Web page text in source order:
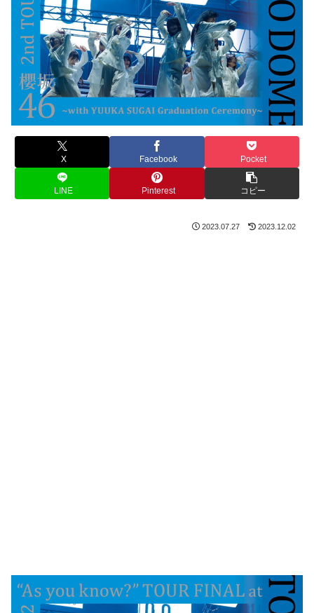
X Facebook Pocket
LINE Pinterest コピー
2023.07.27 2023.12.02